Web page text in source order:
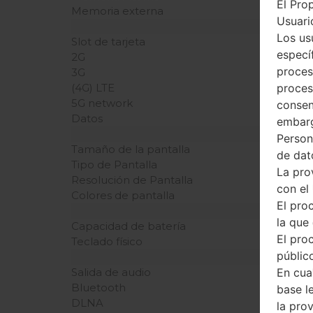
Memoria externa
Slot de tarjeta
2G
3G
(4G) LTE
5G network
Datos
Tamaño de la pantalla
Tipo de Pantalla
Resolución de Pantalla
Colores de pantalla
Capacidad de batería
Teclado físico
Salida de audio
Bluetooth
DLNA
El
Los
de
La
con el
El
la que
El
En
base
la